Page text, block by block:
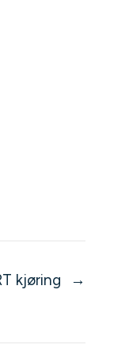
kjøring →